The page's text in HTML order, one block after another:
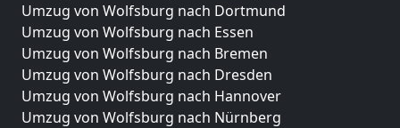
Umzug von Wolfsburg nach Dortmund
Umzug von Wolfsburg nach Essen
Umzug von Wolfsburg nach Bremen
Umzug von Wolfsburg nach Dresden
Umzug von Wolfsburg nach Hannover
Umzug von Wolfsburg nach Nürnberg